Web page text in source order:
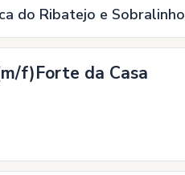
do Ribatejo e Sobralinho
f)Forte da Casa